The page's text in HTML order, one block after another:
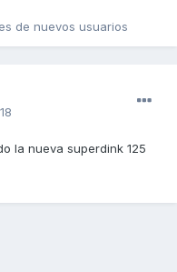
de nuevos usuarios
la nueva superdink 125